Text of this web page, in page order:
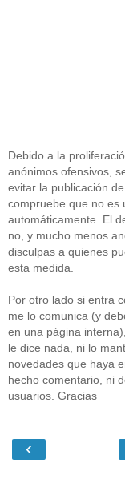
Debido a la
anónimos ofensivos,
evitar la publicación
compruebe que no es
automáticamente. El
no, y mucho menos
disculpas a quienes
esta medida.
Por otro lado si entra
me lo comunica (y
en una página
le dice nada, ni lo
novedades que haya
hecho comentario, ni
usuarios. Gracias
‹